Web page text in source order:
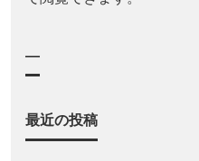
—
最近の投稿